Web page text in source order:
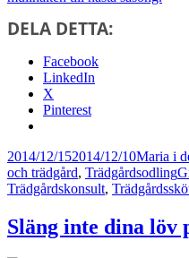
DELA DETTA:
Facebook
LinkedIn
X
Pinterest
Postat
2014/12/152014/12/10Författare
Maria i
och trädgård, Trädgårdsodling
Trädgårdskonsult,
Släng inte dina löv